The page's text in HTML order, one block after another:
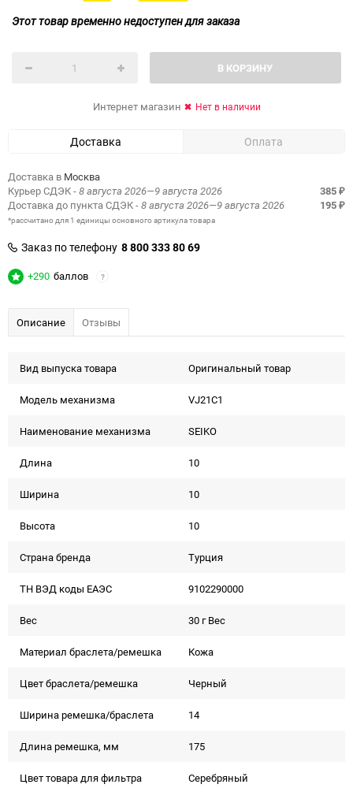
Этот товар временно недоступен для заказа
В КОРЗИНУ
Интернет магазин Нет в наличии
Доставка Оплата
Доставка в Москва
Курьер СДЭК- 8 августа 2026—9 августа 2026 385 ₽
Доставка до пункта СДЭК- 8 августа 2026—9 августа 2026 195 ₽
*рассчитано для 1 единицы основного артикула товара
Заказ по телефону 8 800 333 80 69
+290 баллов ?
Описание Отзывы
Вид выпуска товара Оригинальный товар
Модель механизма VJ21C1
Наименование механизма SEIKO
Длина 10
Ширина 10
Высота 10
Страна бренда Турция
ТН ВЭД коды ЕАЭС 9102290000
Вес 30 г Вес
Материал браслета/ремешка Кожа
Цвет браслета/ремешка Черный
Ширина ремешка/браслета 14
Длина ремешка, мм 175
Цвет товара для фильтра Серебряный